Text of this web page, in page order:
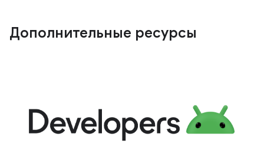
Дополнительные ресурсы